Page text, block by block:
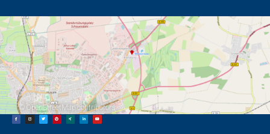
© OpenStreetMapcontributors